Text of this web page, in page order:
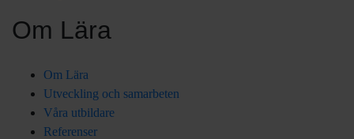
Om Lära
Om Lära
Utveckling och samarbeten
Våra utbildare
Referenser